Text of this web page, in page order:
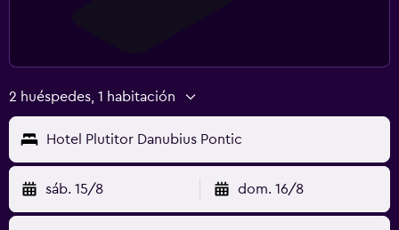
2 huéspedes, 1 habitación
Hotel Plutitor Danubius Pontic
sáb. 15/8 dom. 16/8